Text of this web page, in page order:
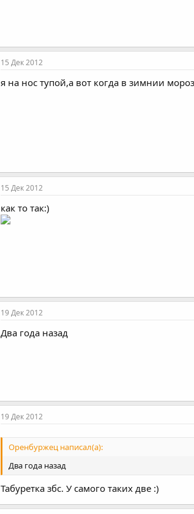
15 Дек 2012
я на нос тупой,а вот когда в зимнии
15 Дек 2012
как то так:)
19 Дек 2012
Два года назад
19 Дек 2012
Оренбуржец написал(а):
Два года назад
Табуретка збс. У самого таких две :)